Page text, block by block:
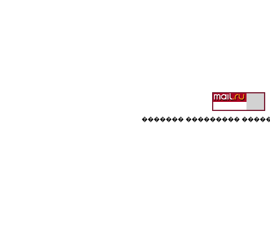
������� ���������